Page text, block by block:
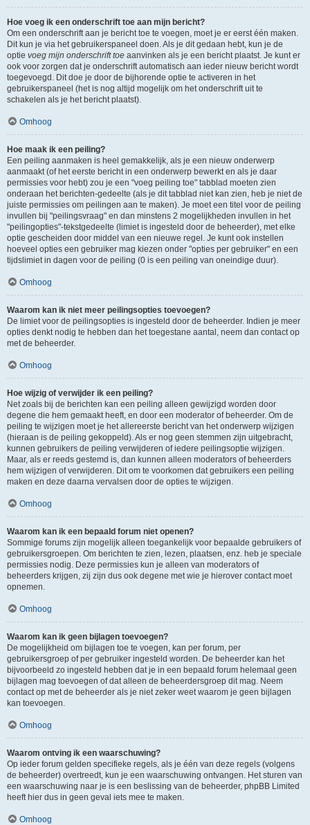
Hoe voeg ik een onderschrift toe aan mijn bericht?
Om een onderschrift aan je bericht toe te voegen, moet je er eerst één maken.
Dit kun je via het gebruikerspaneel doen. Als je dit gedaan hebt, kun je de
optie voeg mijn onderschrift toe aanvinken als je een bericht plaatst. Je kunt er
ook voor zorgen dat je onderschrift automatisch aan ieder nieuw bericht wordt
toegevoegd. Dit doe je door de bijhorende optie te activeren in het
gebruikerspaneel (het is nog altijd mogelijk om het onderschrift uit te
schakelen als je het bericht plaatst).
Omhoog
Hoe maak ik een peiling?
Een peiling aanmaken is heel gemakkelijk, als je een nieuw onderwerp
aanmaakt (of het eerste bericht in een onderwerp bewerkt en als je daar
permissies voor hebt) zou je een "voeg peiling toe" tabblad moeten zien
onderaan het berichten-gedeelte (als je dit tabblad niet kan zien, heb je niet de
juiste permissies om peilingen aan te maken). Je moet een titel voor de peiling
invullen bij "peilingsvraag" en dan minstens 2 mogelijkheden invullen in het
"peilingopties"-tekstgedeelte (limiet is ingesteld door de beheerder), met elke
optie gescheiden door middel van een nieuwe regel. Je kunt ook instellen
hoeveel opties een gebruiker mag kiezen onder "opties per gebruiker" en een
tijdslimiet in dagen voor de peiling (0 is een peiling van oneindige duur).
Omhoog
Waarom kan ik niet meer peilingsopties toevoegen?
De limiet voor de peilingsopties is ingesteld door de beheerder. Indien je meer
opties denkt nodig te hebben dan het toegestane aantal, neem dan contact op
met de beheerder.
Omhoog
Hoe wijzig of verwijder ik een peiling?
Net zoals bij de berichten kan een peiling alleen gewijzigd worden door
degene die hem gemaakt heeft, en door een moderator of beheerder. Om de
peiling te wijzigen moet je het allereerste bericht van het onderwerp wijzigen
(hieraan is de peiling gekoppeld). Als er nog geen stemmen zijn uitgebracht,
kunnen gebruikers de peiling verwijderen of iedere peilingsoptie wijzigen.
Maar, als er reeds gestemd is, dan kunnen alleen moderators of beheerders
hem wijzigen of verwijderen. Dit om te voorkomen dat gebruikers een peiling
maken en deze daarna vervalsen door de opties te wijzigen.
Omhoog
Waarom kan ik een bepaald forum niet openen?
Sommige forums zijn mogelijk alleen toegankelijk voor bepaalde gebruikers of
gebruikersgroepen. Om berichten te zien, lezen, plaatsen, enz. heb je speciale
permissies nodig. Deze permissies kun je alleen van moderators of
beheerders krijgen, zij zijn dus ook degene met wie je hierover contact moet
opnemen.
Omhoog
Waarom kan ik geen bijlagen toevoegen?
De mogelijkheid om bijlagen toe te voegen, kan per forum, per
gebruikersgroep of per gebruiker ingesteld worden. De beheerder kan het
bijvoorbeeld zo ingesteld hebben dat je in een bepaald forum helemaal geen
bijlagen mag toevoegen of dat alleen de beheerdersgroep dit mag. Neem
contact op met de beheerder als je niet zeker weet waarom je geen bijlagen
kan toevoegen.
Omhoog
Waarom ontving ik een waarschuwing?
Op ieder forum gelden specifieke regels, als je één van deze regels (volgens
de beheerder) overtreedt, kun je een waarschuwing ontvangen. Het sturen van
een waarschuwing naar je is een beslissing van de beheerder, phpBB Limited
heeft hier dus in geen geval iets mee te maken.
Omhoog